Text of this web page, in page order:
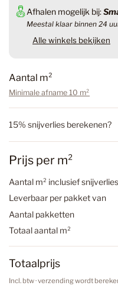
Afhalen mogelijk bij:
Meestal klaar binnen 24
Alle winkels bekijken
Aantal m²
Minimale afname 10 m²
15% snijverlies berekenen?
Prijs per m²
Aantal m² inclusief snijverlies
Leverbaar per pakket van
Aantal pakketten
Totaal aantal m²
Totaalprijs
Incl. btw · verzending wordt